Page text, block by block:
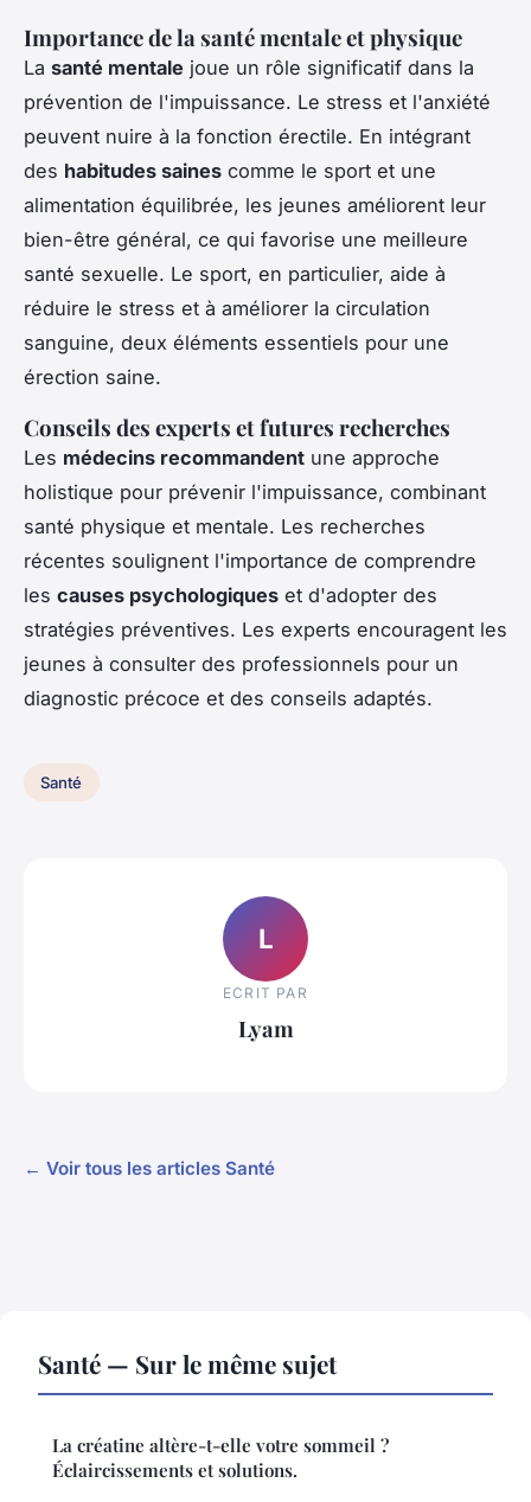
Importance de la santé mentale et physique
La santé mentale joue un rôle significatif dans la
prévention de l'impuissance. Le stress et l'anxiété
peuvent nuire à la fonction érectile. En intégrant
des habitudes saines comme le sport et une
alimentation équilibrée, les jeunes améliorent leur
bien-être général, ce qui favorise une meilleure
santé sexuelle. Le sport, en particulier, aide à
réduire le stress et à améliorer la circulation
sanguine, deux éléments essentiels pour une
érection saine.
Conseils des experts et futures recherches
Les médecins recommandent une approche
holistique pour prévenir l'impuissance, combinant
santé physique et mentale. Les recherches
récentes soulignent l'importance de comprendre
les causes psychologiques et d'adopter des
stratégies préventives. Les experts encouragent les
jeunes à consulter des professionnels pour un
diagnostic précoce et des conseils adaptés.
Santé
L
ECRIT PAR
Lyam
← Voir tous les articles Santé
Santé — Sur le même sujet
La créatine altère-t-elle votre sommeil ?
Éclaircissements et solutions.